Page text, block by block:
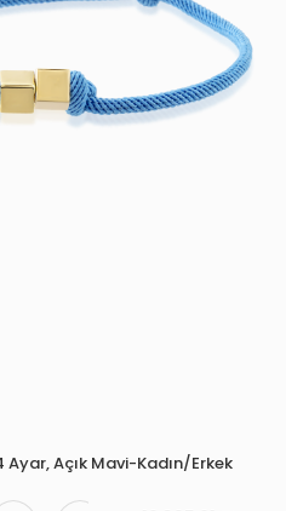
Ayar, Açık Mavi-Kadın/Erkek